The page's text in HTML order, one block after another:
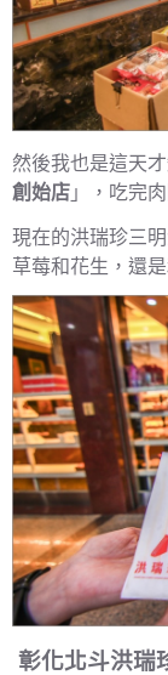
然後我也是這天
創始店 」，吃完
現在的洪瑞珍三
草莓和花生，還
彰化北斗洪瑞